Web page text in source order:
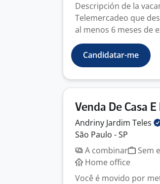
Descripción de la
Telemercadeo que
al menos 6 meses de
Candidatar-me
Venda De Casa
Andriny Jardim Teles
São Paulo - SP
A combinar
Sem
Home office
Você é movido por